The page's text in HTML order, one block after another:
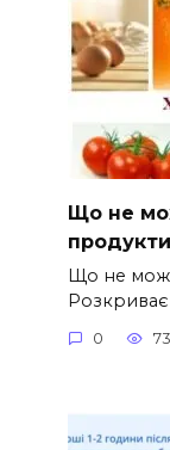
Що не
Що не
0 73